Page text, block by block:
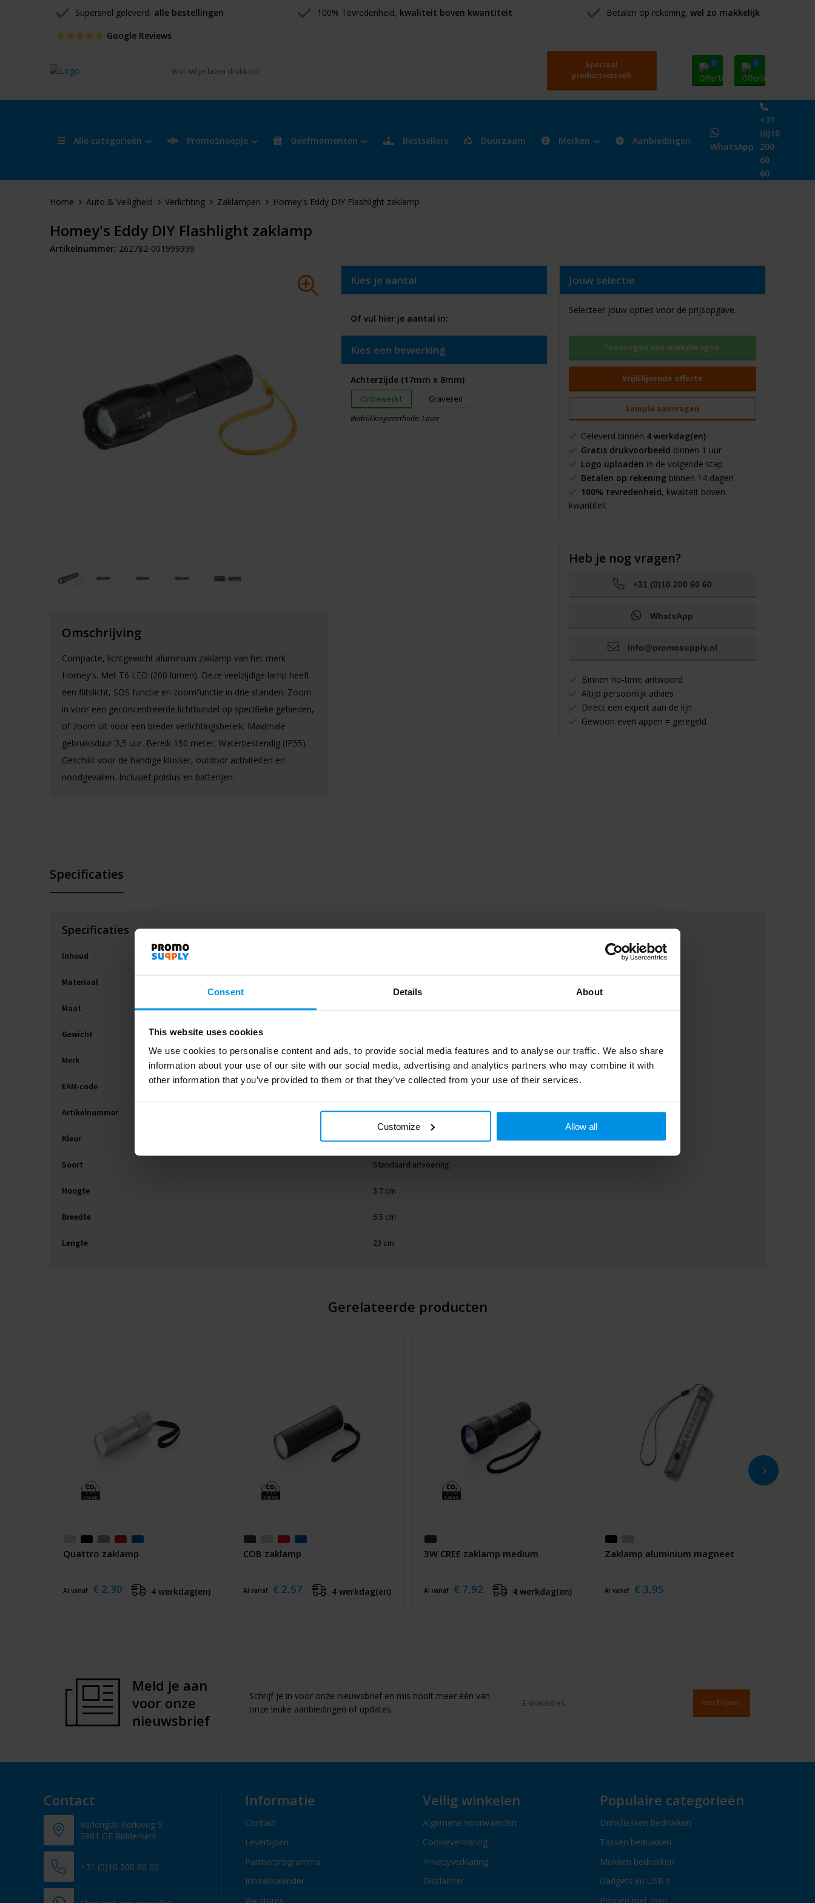
Consent Details About
This website uses cookies
We use cookies to personalise content and ads, to provide social media features and to analyse our traffic. We also share
information about your use of our site with our social media, advertising and analytics partners who may combine it with
other information that you’ve provided to them or that they’ve collected from your use of their services.
Customize Allow all
Supersnel geleverd, alle bestellingen 100% Tevredenheid, kwaliteit boven kwantiteit Betalen op rekening, wel zo makkelijk
Google Reviews
Speciaal
productverzoek
0 0
Alle categorieën PromoSnoepje Geefmomenten Bestsellers Duurzaam Merken Aanbiedingen
WhatsApp
+31
(0)10
200
60
60
Home Auto & Veiligheid Verlichting Zaklampen Homey's Eddy DIY Flashlight zaklamp
Homey's Eddy DIY Flashlight zaklamp
Artikelnummer: 262782-001999999
Omschrijving
Compacte, lichtgewicht aluminium zaklamp van het merk
Homey's. Met T6 LED (200 lumen). Deze veelzijdige lamp heeft
een flitslicht, SOS functie en zoomfunctie in drie standen. Zoom
in voor een geconcentreerde lichtbundel op specifieke gebieden,
of zoom uit voor een breder verlichtingsbereik. Maximale
gebruiksduur 3,5 uur. Bereik 150 meter. Waterbestendig (IP55).
Geschikt voor de handige klusser, outdoor activiteiten en
noodgevallen. Inclusief polslus en batterijen.
Kies je aantal
Of vul hier je aantal in:
Kies een bewerking
Achterzijde (17mm x 8mm)
Onbewerkt Graveren
Bedrukkingsmethode: Laser
Jouw selectie
Selecteer jouw opties voor de prijsopgave.
Toevoegen aan winkelwagen
Vrijblijvende offerte
Sample aanvragen
Geleverd binnen 4 werkdag(en)
Gratis drukvoorbeeld binnen 1 uur
Logo uploaden in de volgende stap
Betalen op rekeningbinnen 14 dagen
100% tevredenheid, kwaliteit boven
kwantiteit
Heb je nog vragen?
+31 (0)10 200 60 60
WhatsApp
info@promosupply.nl
Binnen no-time antwoord
Altijd persoonlijk advies
Direct een expert aan de lijn
Gewoon even appen = geregeld
Specificaties
Specificaties
Inhoud
Materiaal
Maat
Gewicht
Merk Homey's
EAN-code 8711942008246
Artikelnummer 262782-001999999
Kleur zwart
Soort Standaard uitvoering
Hoogte 3.7 cm
Breedte 6.5 cm
Lengte 23 cm
Gerelateerde producten
Quattro zaklamp
Al vanaf € 2,30 4 werkdag(en)
COB zaklamp
Al vanaf € 2,57 4 werkdag(en)
3W CREE zaklamp medium
Al vanaf € 7,92 4 werkdag(en)
Zaklamp aluminium magneet
Al vanaf € 3,95
Meld je aan
voor onze
nieuwsbrief
Schrijf je in voor onze nieuwsbrief en mis nooit meer één van
onze leuke aanbiedingen of updates.
Contact
Verlengde Kerkweg 9
2981 GE Ridderkerk
+31 (0)10 200 60 60
Informatie
Contact
Levertijden
Partnerprogramma
Inhaakkalender
Vacatures
Veilig winkelen
Algemene voorwaarden
Cookieverklaring
Privacyverklaring
Disclaimer
Populaire categorieën
Drinkflessen bedrukken
Tassen bedrukken
Mokken bedrukken
Gadgets en USB's
Pennen met logo